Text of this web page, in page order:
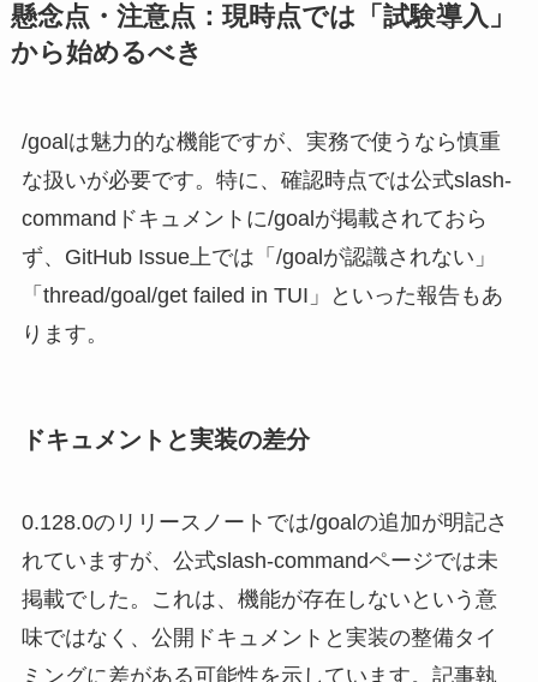
懸念点・注意点：現時点では「試験導入」
から始めるべき
/goalは魅力的な機能ですが、実務で使うなら慎重
な扱いが必要です。特に、確認時点では公式slash-
commandドキュメントに/goalが掲載されておら
ず、GitHub Issue上では「/goalが認識されない」
「thread/goal/get failed in TUI」といった報告もあ
ります。
ドキュメントと実装の差分
0.128.0のリリースノートでは/goalの追加が明記さ
れていますが、公式slash-commandページでは未
掲載でした。これは、機能が存在しないという意
味ではなく、公開ドキュメントと実装の整備タイ
ミングに差がある可能性を示しています。記事執